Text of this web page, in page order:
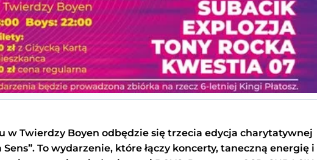
w Twierdzy Boyen odbędzie się trzecia edycja charytatywnej
Sens”. To wydarzenie, które łączy koncerty, taneczną energię i